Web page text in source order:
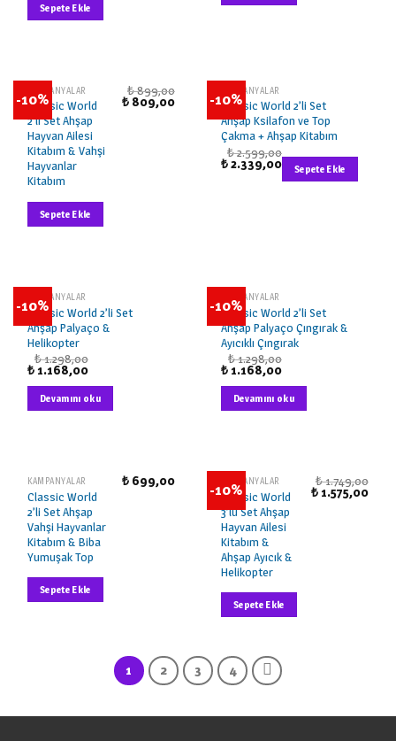
Sepete Ekle
-10%
KAMPANYALAR
Classic World
2’li Set Ahşap
Hayvan Ailesi
Kitabım & Vahşi
Hayvanlar
Kitabım
₺899,00
₺809,00
Sepete Ekle
-10%
KAMPANYALAR
Classic World 2’li Set
Ahşap Ksilafon ve Top
Çakma + Ahşap Kitabım
₺2.599,00
₺2.339,00 Sepete Ekle
-10% STOKTA YOK
KAMPANYALAR
Classic World 2’li Set
Ahşap Palyaço &
Helikopter
₺1.298,00
₺1.168,00
Devamını oku
-10% STOKTA YOK
KAMPANYALAR
Classic World 2’li Set
Ahşap Palyaço Çıngırak &
Ayıcıklı Çıngırak
₺1.298,00
₺1.168,00
Devamını oku
KAMPANYALAR
Classic World
2’li Set Ahşap
Vahşi Hayvanlar
Kitabım & Biba
Yumuşak Top
₺699,00
Sepete Ekle
-10%
KAMPANYALAR
Classic World
3’lü Set Ahşap
Hayvan Ailesi
Kitabım &
Ahşap Ayıcık &
Helikopter
₺1.749,00
₺1.575,00
Sepete Ekle
1 2 3 4